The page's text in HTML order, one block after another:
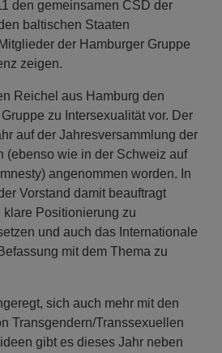
den gemeinsamen CSD der
baltischen Staaten
der Hamburger Gruppe
zeigen.
Reichel aus Hamburg den
zu Intersexualität vor. Der
auf der Jahresversammlung der
(ebenso wie in der Schweiz auf
angenommen worden. In
Vorstand damit beauftragt
Positionierung zu
und auch das Internationale
mit dem Thema zu
sich auch mehr mit den
Transgendern/Transsexuellen
gibt es dieses Jahr neben